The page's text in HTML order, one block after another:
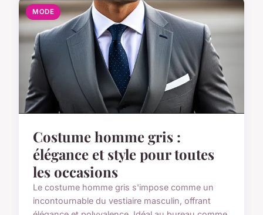
MODE
Costume homme gris :
élégance et style pour toutes
les occasions
Le costume homme gris s'impose comme un
incontournable du vestiaire masculin, offrant